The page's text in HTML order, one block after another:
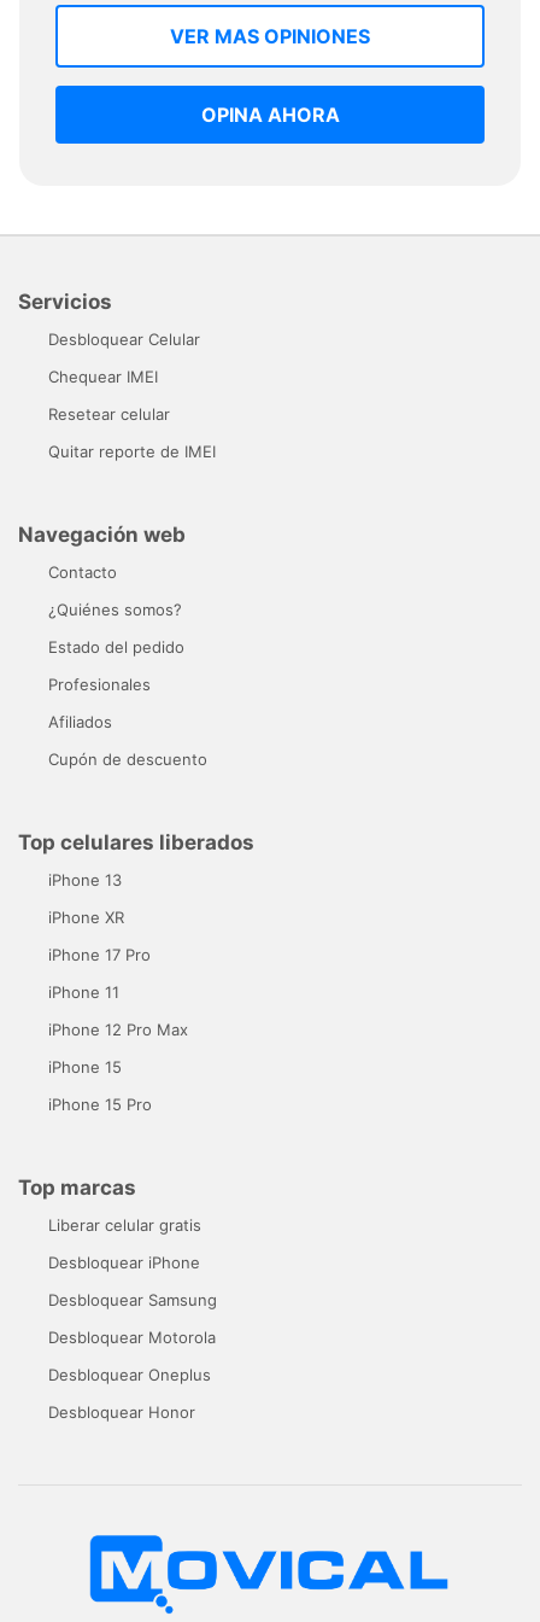
VER MAS OPINIONES
OPINA AHORA
Servicios
Desbloquear Celular
Chequear IMEI
Resetear celular
Quitar reporte de IMEI
Navegación web
Contacto
¿Quiénes somos?
Estado del pedido
Profesionales
Afiliados
Cupón de descuento
Top celulares liberados
iPhone 13
iPhone XR
iPhone 17 Pro
iPhone 11
iPhone 12 Pro Max
iPhone 15
iPhone 15 Pro
Top marcas
Liberar celular gratis
Desbloquear iPhone
Desbloquear Samsung
Desbloquear Motorola
Desbloquear Oneplus
Desbloquear Honor